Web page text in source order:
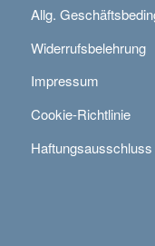
Allg.
Widerrufsbelehrung
Impressum
Cookie-Richtlinie
Haftungsausschluss